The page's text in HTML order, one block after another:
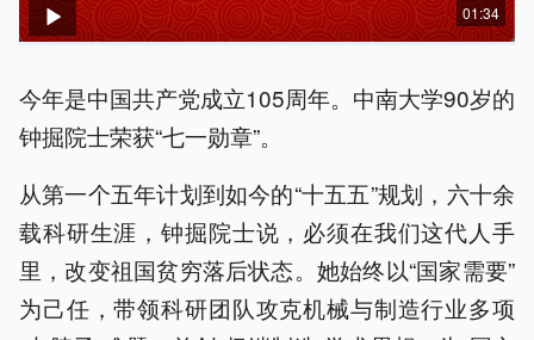
01:34
今年是中国共产党成立105周年。中南大学90岁的
钟掘院士荣获“七一勋章”。
从第一个五年计划到如今的“十五五”规划，六十余
载科研生涯，钟掘院士说，必须在我们这代人手
里，改变祖国贫穷落后状态。她始终以“国家需要”
为己任，带领科研团队攻克机械与制造行业多项